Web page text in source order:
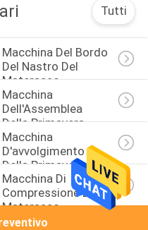
Tutti
Macchina Del Bordo
Del Nastro Del
Materasso
Macchina
Dell'Assemblea
Della Primavera
Macchina
D'avvolgimento
Della Primavera Del
Materasso
Macchina Di
Compressione Del
Materasso